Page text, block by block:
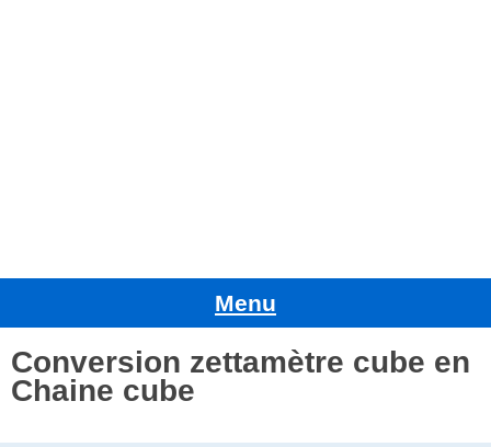
Menu
Conversion zettamètre cube en
Chaine cube